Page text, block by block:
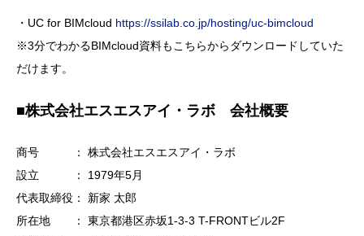
・UC for BIMcloud https://ssilab.co.jp/hosting/uc-bimcloud
※3分でわかるBIMcloud資料もこちらからダウンロードしていた
だけます。
■株式会社エスエスアイ・ラボ 会社概要
商号 ： 株式会社エスエスアイ・ラボ
設立 ： 1979年5月
代表取締役： 新家 太郎
所在地 ： 東京都港区赤坂1-3-3 T-FRONTビル2F